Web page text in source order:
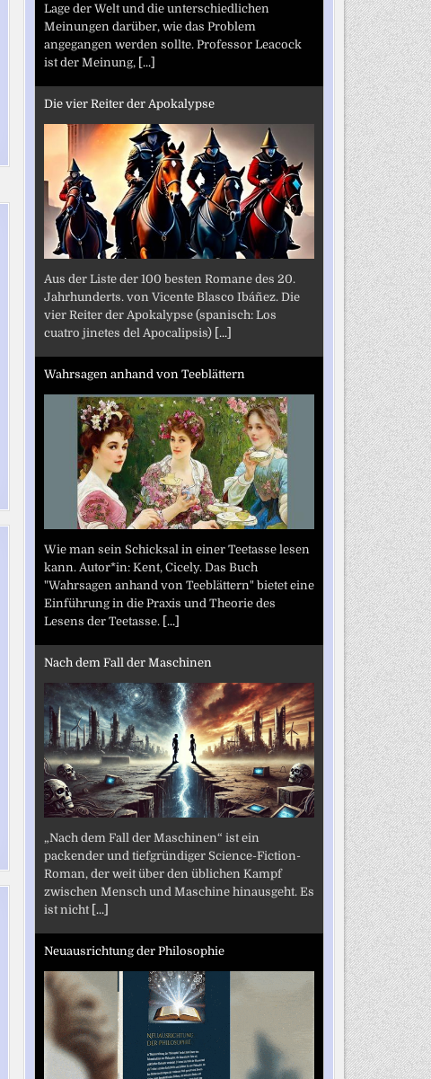
Lage der Welt und die unterschiedlichen
Meinungen darüber, wie das Problem
angegangen werden sollte. Professor Leacock
ist der Meinung, [...]
Die vier Reiter der Apokalypse
Aus der Liste der 100 besten Romane des 20.
Jahrhunderts. von Vicente Blasco Ibáñez. Die
vier Reiter der Apokalypse (spanisch: Los
cuatro jinetes del Apocalipsis) [...]
Wahrsagen anhand von Teeblättern
Wie man sein Schicksal in einer Teetasse lesen
kann. Autor*in: Kent, Cicely. Das Buch
"Wahrsagen anhand von Teeblättern" bietet eine
Einführung in die Praxis und Theorie des
Lesens der Teetasse. [...]
Nach dem Fall der Maschinen
„Nach dem Fall der Maschinen“ ist ein
packender und tiefgründiger Science-Fiction-
Roman, der weit über den üblichen Kampf
zwischen Mensch und Maschine hinausgeht. Es
ist nicht [...]
Neuausrichtung der Philosophie